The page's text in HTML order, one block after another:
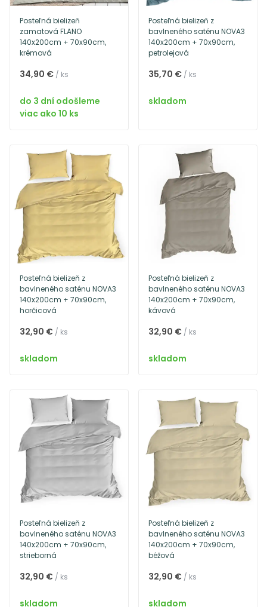
Posteľná bielizeň
zamatová FLANO
140x200cm + 70x90cm,
krémová
34,90 € / ks
do 3 dní odošleme
viac ako 10 ks
Posteľná bielizeň z
bavlneného saténu NOVA3
140x200cm + 70x90cm,
petrolejová
35,70 € / ks
skladom
Posteľná bielizeň z
bavlneného saténu NOVA3
140x200cm + 70x90cm,
horčicová
32,90 € / ks
skladom
Posteľná bielizeň z
bavlneného saténu NOVA3
140x200cm + 70x90cm,
kávová
32,90 € / ks
skladom
Posteľná bielizeň z
bavlneného saténu NOVA3
140x200cm + 70x90cm,
strieborná
32,90 € / ks
skladom
Posteľná bielizeň z
bavlneného saténu NOVA3
140x200cm + 70x90cm,
béžová
32,90 € / ks
skladom